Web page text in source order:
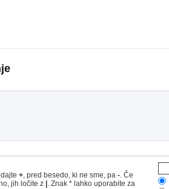
+, pred besedo, ki ne sme, pa -. Če
jih ločite z . Znak * lahko uporabite za